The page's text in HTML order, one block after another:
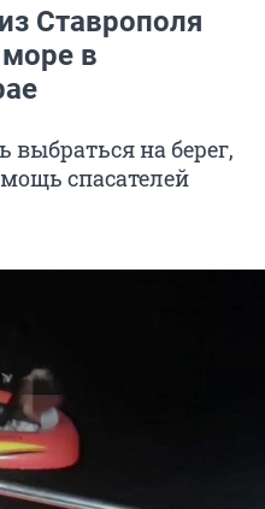
Ставрополя
в
на берег,
спасателей